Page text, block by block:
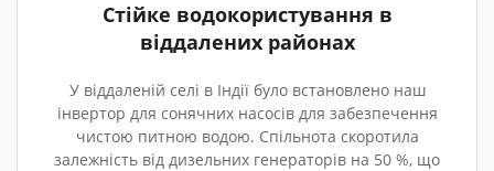
Стійке водокористування в
віддалених районах
У віддаленій селі в Індії було встановлено наш
інвертор для сонячних насосів для забезпечення
чистою питною водою. Спільнота скоротила
залежність від дизельних генераторів на 50 %, що